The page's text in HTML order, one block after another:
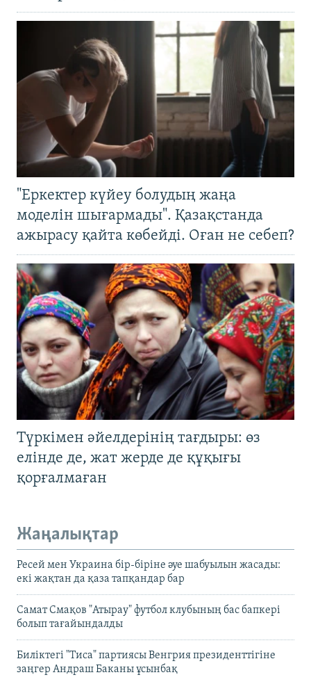
"Еркектер күйеу болудың жаңа
моделін шығармады". Қазақстанда
ажырасу қайта көбейді. Оған не себеп?
Түркімен әйелдерінің тағдыры: өз
елінде де, жат жерде де құқығы
қорғалмаған
Жаңалықтар
Ресей мен Украина бір-біріне әуе шабуылын жасады:
екі жақтан да қаза тапқандар бар
Самат Смақов "Атырау" футбол клубының бас бапкері
болып тағайындалды
Биліктегі "Тиса" партиясы Венгрия президенттігіне
заңгер Андраш Баканы ұсынбақ